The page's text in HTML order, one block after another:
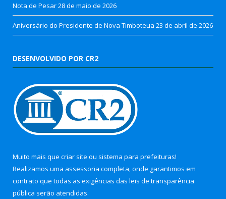
Nota de Pesar28 de maio de 2026
Aniversário do Presidente de Nova Timboteua 23 de abril de 2026
DESENVOLVIDO POR CR2
Muito mais que criar site ou sistema para prefeituras!
Realizamos uma assessoria completa, onde garantimos em
contrato que todas as exigências das leis de transparência
pública serão atendidas.